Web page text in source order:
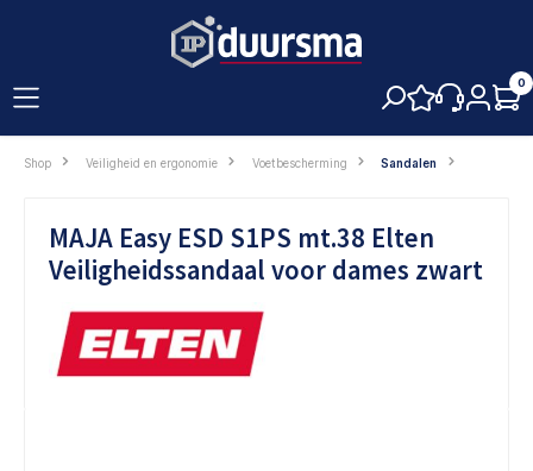
0
Shop Veiligheid en ergonomie Voetbescherming Sandalen
MAJA Easy ESD S1PS mt.38 Elten
Veiligheidssandaal voor dames zwart